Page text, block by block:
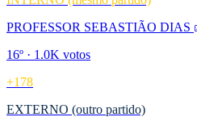
PROFESSOR SEBASTIÃO DIAS
16º · 1.0K votos
+178
EXTERNO (outro partido)